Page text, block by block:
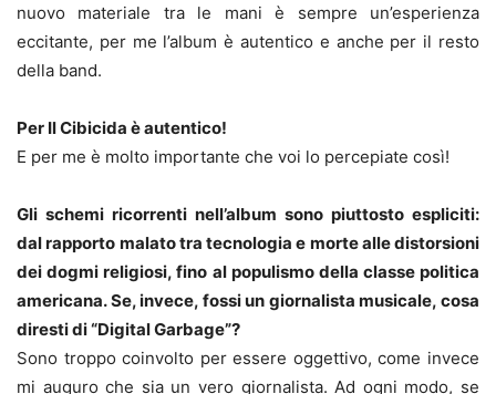
nuovo materiale tra le mani è sempre un’esperienza
eccitante, per me l’album è autentico e anche per il resto
della band.
Per Il Cibicida è autentico!
E per me è molto importante che voi lo percepiate così!
Gli schemi ricorrenti nell’album sono piuttosto espliciti:
dal rapporto malato tra tecnologia e morte alle distorsioni
dei dogmi religiosi, fino al populismo della classe politica
americana. Se, invece, fossi un giornalista musicale, cosa
diresti di “Digital Garbage”?
Sono troppo coinvolto per essere oggettivo, come invece
mi auguro che sia un vero giornalista. Ad ogni modo, se